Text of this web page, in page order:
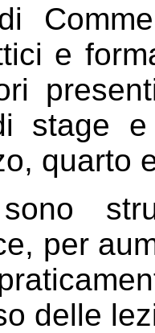
e
stage
quarto
per
delle